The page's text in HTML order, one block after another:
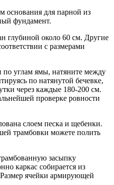
основания для парной из
фундамент.
глубиной около 60 см. Другие
с размерами
углам ямы, натяните между
по натянутой бечевке,
через каждые 180-200 см.
проверке ровности
слоем песка и щебенки.
трамбовки можете полить
засыпку
каркас собирается из
ячейки армирующей